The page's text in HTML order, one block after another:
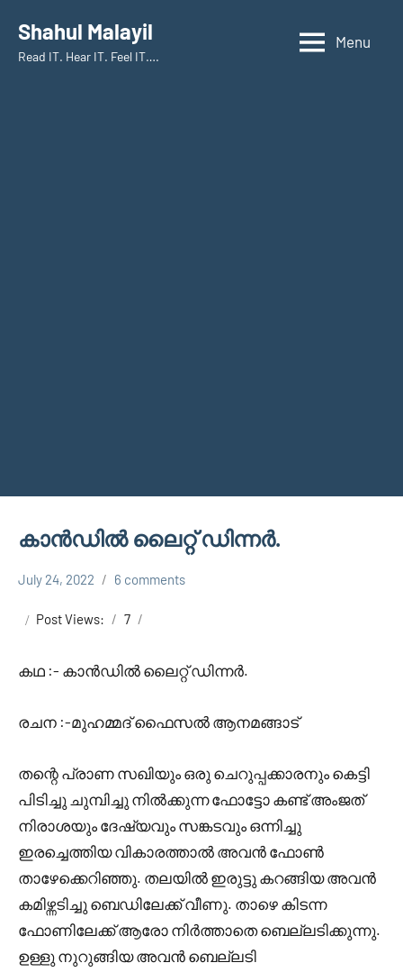
content
Shahul Malayil
Read IT. Hear IT. Feel IT….
Menu
കാൻഡിൽ ലൈറ്റ് ഡിന്നർ.
Uncategorized
July 24, 2022
Faisal
Cm
6 comments
Post Views: 7
കഥ :- കാൻഡിൽ ലൈറ്റ് ഡിന്നർ.
രചന :-മുഹമ്മദ്‌ ഫൈസൽ ആനമങ്ങാട്
തന്റെ പ്രാണ സഖിയും ഒരു ചെറുപ്പക്കാരനും കെട്ടി
പിടിച്ചു ചുമ്പിച്ചു നിൽക്കുന്ന ഫോട്ടോ കണ്ട് അംജത്
നിരാശയും ദേഷ്യവും സങ്കടവും ഒന്നിച്ചു
ഇരച്ചെത്തിയ വികാരത്താൽ അവൻ ഫോൺ
താഴേക്കെറിഞ്ഞു. തലയിൽ ഇരുട്ടു കറങ്ങിയ അവൻ
കമിഴ്ന്നടിച്ചു ബെഡിലേക്ക് വീണു. താഴെ കിടന്ന
ഫോണിലേക്ക് ആരോ നിർത്താതെ ബെല്ലടിക്കുന്നു.
ഉള്ളു നുറുങ്ങിയ അവൻ ബെല്ലടി